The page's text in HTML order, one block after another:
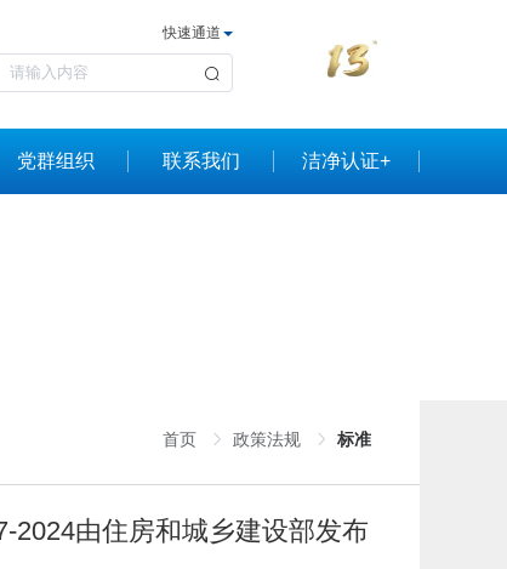
快速通道
党群组织 联系我们 洁净认证+
首页 政策法规 标准
2024由住房和城乡建设部发布